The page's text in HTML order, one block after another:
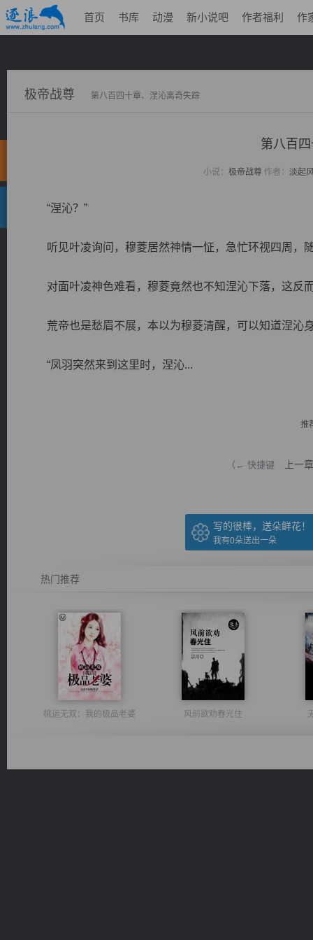
首页 书库 动漫 新小说吧 作者福利 作
极帝战尊 第八百四十章、涅沁离奇失踪
第八百
小说： 极帝战尊作者： 淡起
“涅沁？”
听见叶凌询问，穆菱居然神情一怔，急忙环视四周，随
对面叶凌神色难看，穆菱竟然也不知涅沁下落，这反
荒帝也是愁眉不展，本以为穆菱清醒，可以知道涅沁
“凤羽突然来到这里时，涅沁...
推
（← 快捷键 上一章
写的很棒，送朵鲜花！
我有0朵送出一朵
热门推荐
桃运无双：我的极品老婆 风前欲劝春光住